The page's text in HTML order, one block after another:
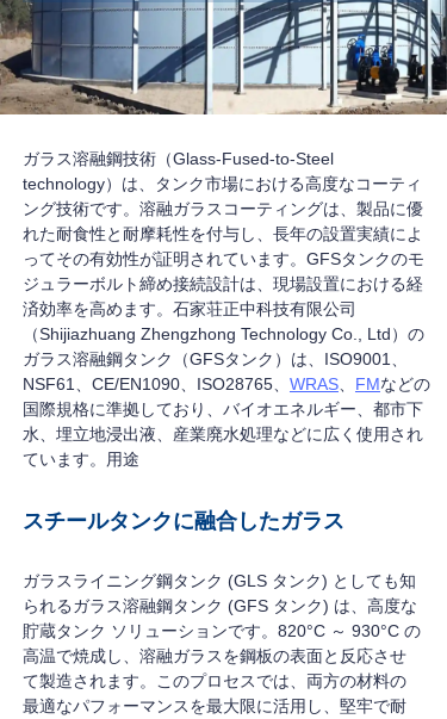
スチールタンクに融合したガラス
ガラスライニング鋼タンク (GLS タンク) としても知
られるガラス溶融鋼タンク (GFS タンク) は、高度な
貯蔵タンク ソリューションです。820°C ～ 930°C の
高温で焼成し、溶融ガラスを鋼板の表面と反応させ
て製造されます。このプロセスでは、両方の材料の
最適なパフォーマンスを最大限に活用し、堅牢で耐
ガラス溶融鋼技術（Glass-Fused-to-Steel
technology）は、タンク市場における高度なコーティ
ング技術です。溶融ガラスコーティングは、製品に優
れた耐食性と耐摩耗性を付与し、長年の設置実績によ
ってその有効性が証明されています。GFSタンクのモ
ジュラーボルト締め接続設計は、現場設置における経
済効率を高めます。石家荘正中科技有限公司
（Shijiazhuang Zhengzhong Technology Co., Ltd）の
ガラス溶融鋼タンク（GFSタンク）は、ISO9001、
NSF61、CE/EN1090、ISO28765、 WRAS、 FMなどの
国際規格に準拠しており、バイオエネルギー、都市下
水、埋立地浸出液、産業廃水処理などに広く使用され
ています。用途
プロジェクト事例
見積もり依頼
接触